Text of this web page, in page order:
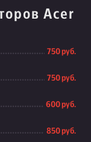
Acer
750 руб.
750 руб.
600 руб.
850 руб.